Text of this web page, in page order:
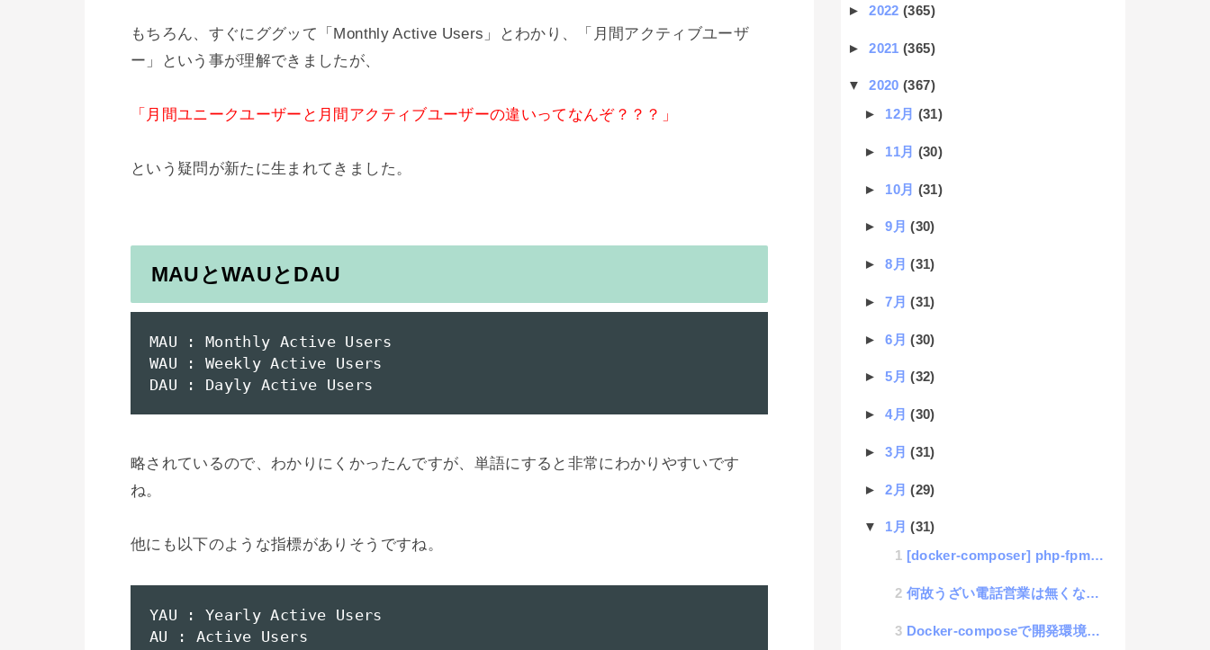
もちろん、すぐにググッて「Monthly Active Users」とわかり、「月間アクティブユーザ
ー」という事が理解できましたが、
「月間ユニークユーザーと月間アクティブユーザーの違いってなんぞ？？？」
という疑問が新たに生まれてきました。
MAUとWAUとDAU
MAU : Monthly Active Users
WAU : Weekly Active Users
DAU : Dayly Active Users
略されているので、わかりにくかったんですが、単語にすると非常にわかりやすいです
ね。
他にも以下のような指標がありそうですね。
YAU : Yearly Active Users
AU : Active Users
►2022(365)
►2021(365)
▼2020(367)
► 12月 (31)
► 11月 (30)
► 10月 (31)
►9月(30)
►8月(31)
►7月(31)
►6月(30)
►5月(32)
►4月(30)
►3月(31)
►2月(29)
▼ 1月(31)
[docker-composer] php-fpmのsendmailが使えない問題の解消法
何故うざい電話営業は無くならないのか？
Docker-composeで開発環境を作るのが良いことに今頃気がついたあるエンジニアの気付き